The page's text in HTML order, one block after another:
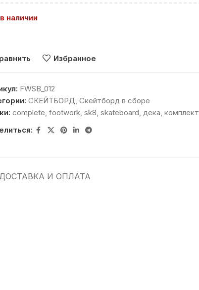
наличии
Избранное
FWSB_012
СКЕЙТБОРД, Скейтборд в сборе
complete, footwork, sk8, skateboard, дека, комплект
ДОСТАВКА И ОПЛАТА